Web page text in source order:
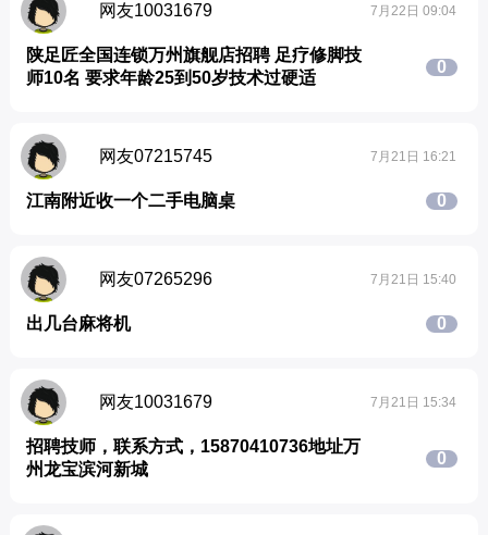
网友10031679 7月22日 09:04
陕足匠全国连锁万州旗舰店招聘 足疗修脚技
师10名 要求年龄25到50岁技术过硬适
0
网友07215745 7月21日 16:21
江南附近收一个二手电脑桌 0
网友07265296 7月21日 15:40
出几台麻将机 0
网友10031679 7月21日 15:34
招聘技师，联系方式，15870410736地址万
州龙宝滨河新城
0